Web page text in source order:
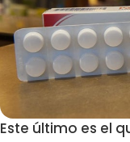
Este último es el